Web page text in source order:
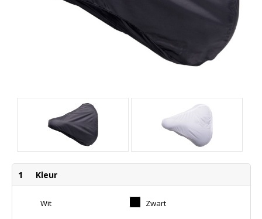
1 Kleur
Wit Zwart